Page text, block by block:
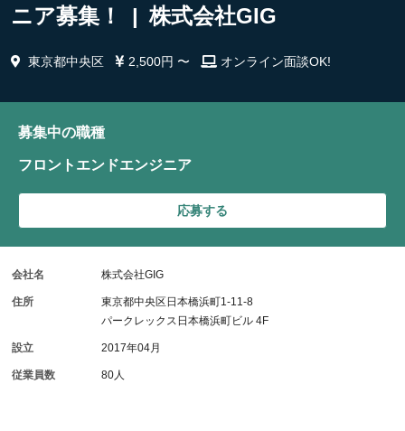
ニア募集！ | 株式会社GIG
東京都中央区 2,500円 〜 オンライン面談OK!
募集中の職種
フロントエンドエンジニア
応募する
会社名 株式会社GIG
住所
東京都中央区日本橋浜町1-11-8
パークレックス日本橋浜町ビル 4F
設立 2017年04月
従業員数 80人